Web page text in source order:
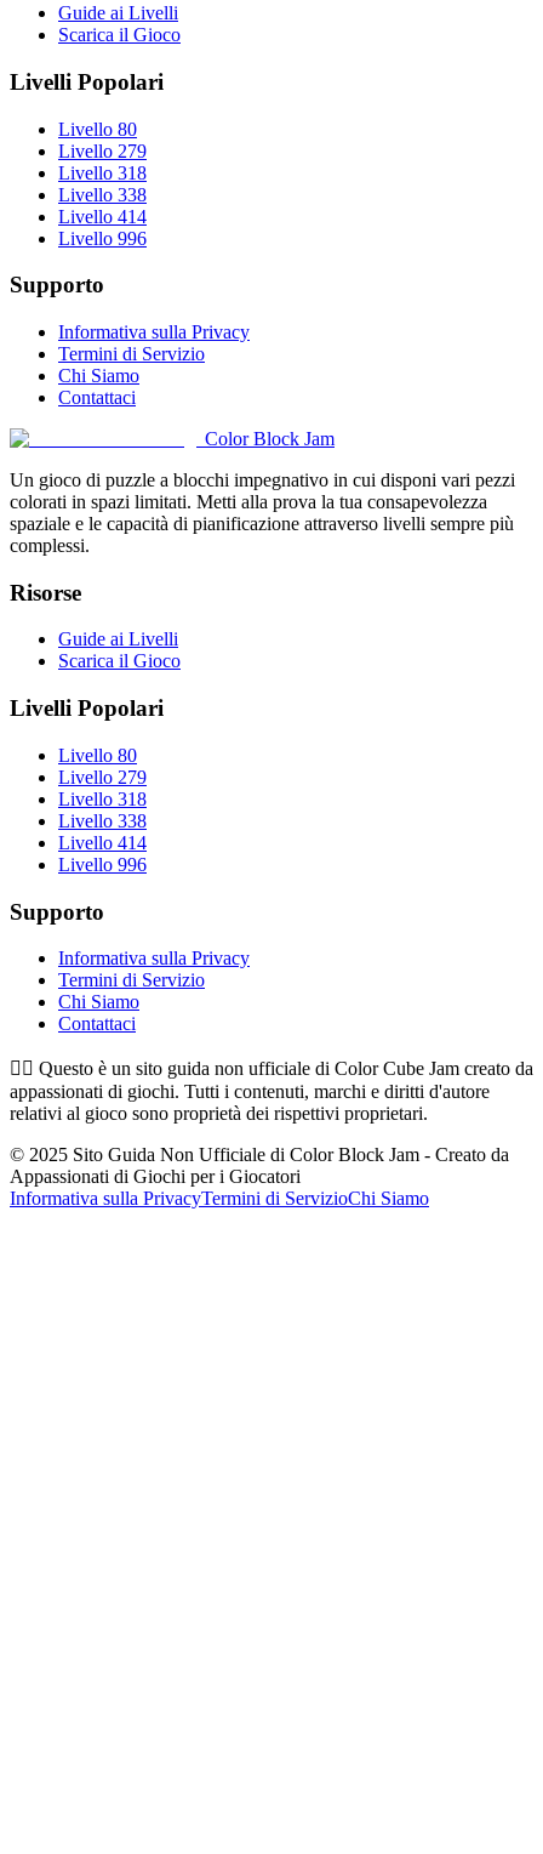
Guide ai Livelli
Scarica il Gioco
Livelli Popolari
Livello 80
Livello 279
Livello 318
Livello 338
Livello 414
Livello 996
Supporto
Informativa sulla Privacy
Termini di Servizio
Chi Siamo
Contattaci
Color Block Jam
Un gioco di puzzle a blocchi impegnativo in cui disponi vari pezzi
colorati in spazi limitati. Metti alla prova la tua consapevolezza
spaziale e le capacità di pianificazione attraverso livelli sempre più
complessi.
Risorse
Guide ai Livelli
Scarica il Gioco
Livelli Popolari
Livello 80
Livello 279
Livello 318
Livello 338
Livello 414
Livello 996
Supporto
Informativa sulla Privacy
Termini di Servizio
Chi Siamo
Contattaci
👉🏻 Questo è un sito guida non ufficiale di Color Cube Jam creato da
appassionati di giochi. Tutti i contenuti, marchi e diritti d'autore
relativi al gioco sono proprietà dei rispettivi proprietari.
© 2025 Sito Guida Non Ufficiale di Color Block Jam - Creato da
Appassionati di Giochi per i Giocatori
Informativa sulla PrivacyTermini di ServizioChi Siamo